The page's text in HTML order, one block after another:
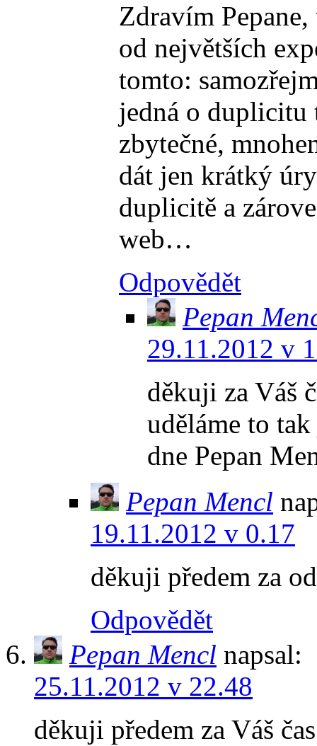
Zdravím
od největších
tomto:
jedná o duplicitu
zbytečné,
dát jen krátký
duplicitě a
web…
Odpovědět
Pepan
29.11.2012 v
děkuji za Váš
uděláme to
dne Pepan
Pepan Mencl
19.11.2012 v 0.17
děkuji předem za
Odpovědět
Pepan Mencl napsal:
25.11.2012 v 22.48
děkuji předem za Váš